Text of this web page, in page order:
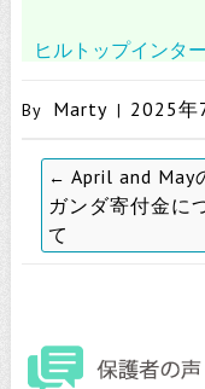
ヒルトップインタ
By Marty | 2025年
← April and May
ガンダ寄付金に
て